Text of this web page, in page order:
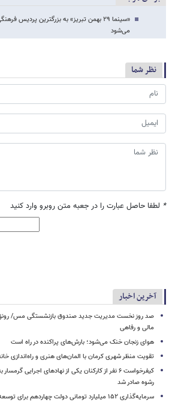
«سینما ۲۹ بهمن تبریز» به بزرگترین
می‌شود
نظر شما
* لطفا حاصل عبارت را در جعبه متن روبرو وارد کنید
آخرین اخبار
صد روز نخست مدیریت جدید صندوق بازنشستگی مس/
مالی و رفاهی
هوای زنجان خنک می‌شود؛ بارش‌های پراکنده در راه است
تقویت منظر شهری کرمان با المان‌های هنری و راه‌اندازی
کیفرخواست ۶ نفر از کارکنان یکی از نهادهای اجرایی
رشوه صادر شد
سرمایه‌گذاری ۱۵۲ میلیارد تومانی دولت چهاردهم برای توسعه ارتباطات در دورود و ازنا